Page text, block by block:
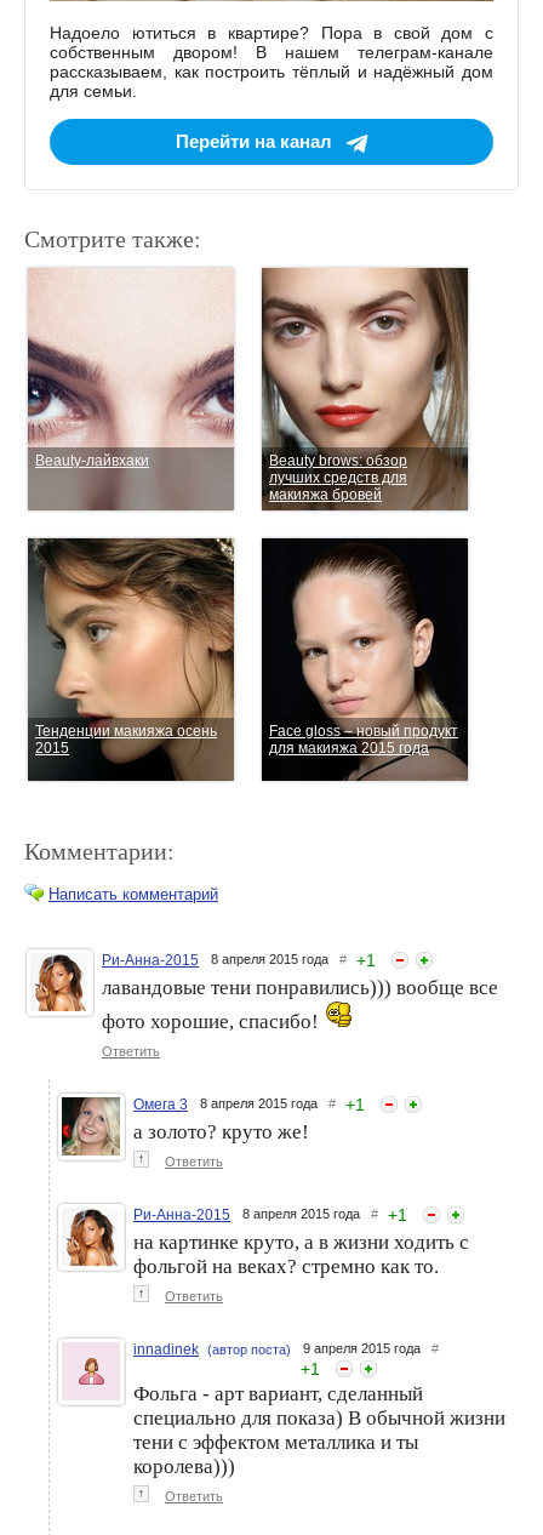
Надоело ютиться в квартире? Пора в свой дом с
собственным двором! В нашем телеграм-канале
рассказываем, как построить тёплый и надёжный дом
для семьи.
Перейти на канал
Смотрите также:
Beauty-лайвхаки
Beauty brows: обзор
лучших средств для
макияжа бровей
Тенденции макияжа осень
2015
Face gloss – новый продукт
для макияжа 2015 года
До и после. Искусство
преображения.
Основа основ: праймеры—
нужны ли они?
Beauty-альтернатива
Instagram-фильтрам:
косметика vs
фоторедактор
Осенняя пора: пополняем
Комментарии:
Написать комментарий
Ри-Анна-2015 8 апреля 2015 года # +1
лавандовые тени понравились))) вообще все
фото хорошие, спасибо!
Ответить
Омега 3 8 апреля 2015 года # +1
а золото? круто же!
↑ Ответить
Ри-Анна-2015 8 апреля 2015 года # +1
на картинке круто, а в жизни ходить с
фольгой на веках? стремно как то.
↑ Ответить
innadinek (автор поста) 9 апреля 2015 года #
+1
Фольга - арт вариант, сделанный
специально для показа) В обычной жизни
тени с эффектом металлика и ты
королева)))
↑ Ответить